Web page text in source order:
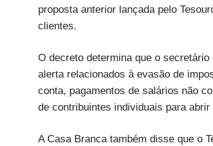
proposta anterior lançada pelo
clientes.
O decreto determina que o
alerta relacionados à evasão de
conta, pagamentos de salários não
de contribuintes individuais para
A Casa Branca também disse que o